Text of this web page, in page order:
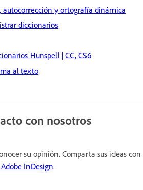
autocorrección y ortografía dinámica
diccionarios
Hunspell | CC, CS6
al texto
con nosotros
su opinión. Comparta sus ideas con
InDesign.